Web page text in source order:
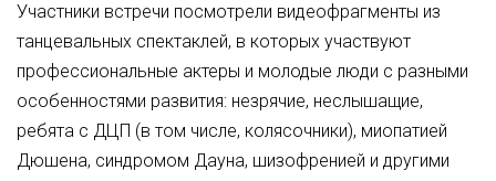
Участники встречи посмотрели видеофрагменты из
танцевальных спектаклей, в которых участвуют
профессиональные актеры и молодые люди с разными
особенностями развития: незрячие, неслышащие,
ребята с ДЦП (в том числе, колясочники), миопатией
Дюшена, синдромом Дауна, шизофренией и другими